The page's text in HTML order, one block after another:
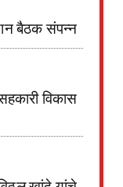
बैठक संपन्न
विकास